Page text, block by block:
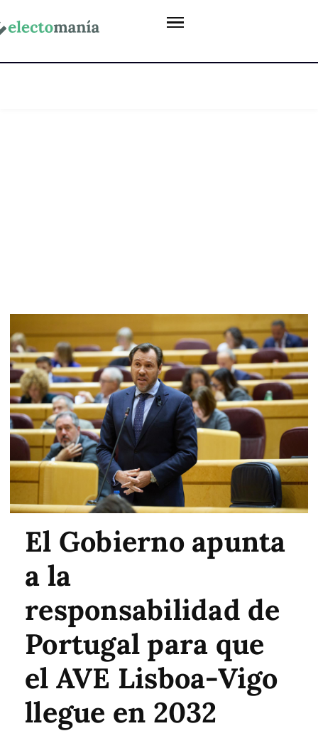
El Gobierno apunta
a la
responsabilidad de
Portugal para que
el AVE Lisboa-Vigo
llegue en 2032